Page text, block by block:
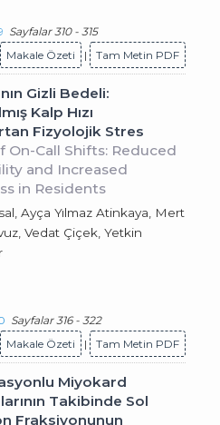
Sayfalar 310 - 315
Makale Özeti
| Tam Metin PDF
Gizli Bedeli:
Kalp Hızı
Fizyolojik Stres
On-Call Shifts: Reduced
and Increased
in Residents
Ayça Yılmaz Atinkaya, Mert
Vedat Çiçek, Yetkin
Sayfalar 316 - 322
Makale Özeti
| Tam Metin PDF
Miyokard
Takibinde Sol
Fraksiyonunun